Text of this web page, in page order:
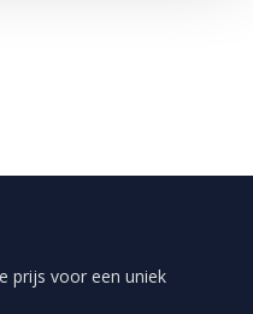
prijs voor een uniek